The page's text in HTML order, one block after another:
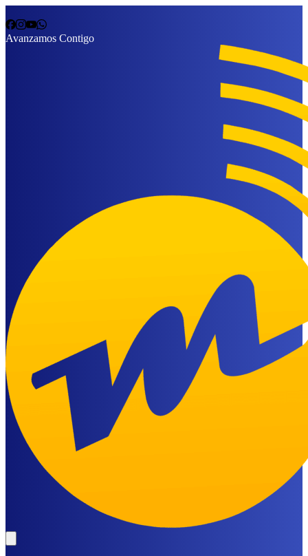
Avanzamos Contigo